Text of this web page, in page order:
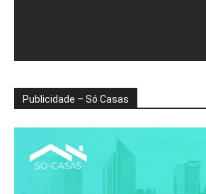
Publicidade – Só Casas